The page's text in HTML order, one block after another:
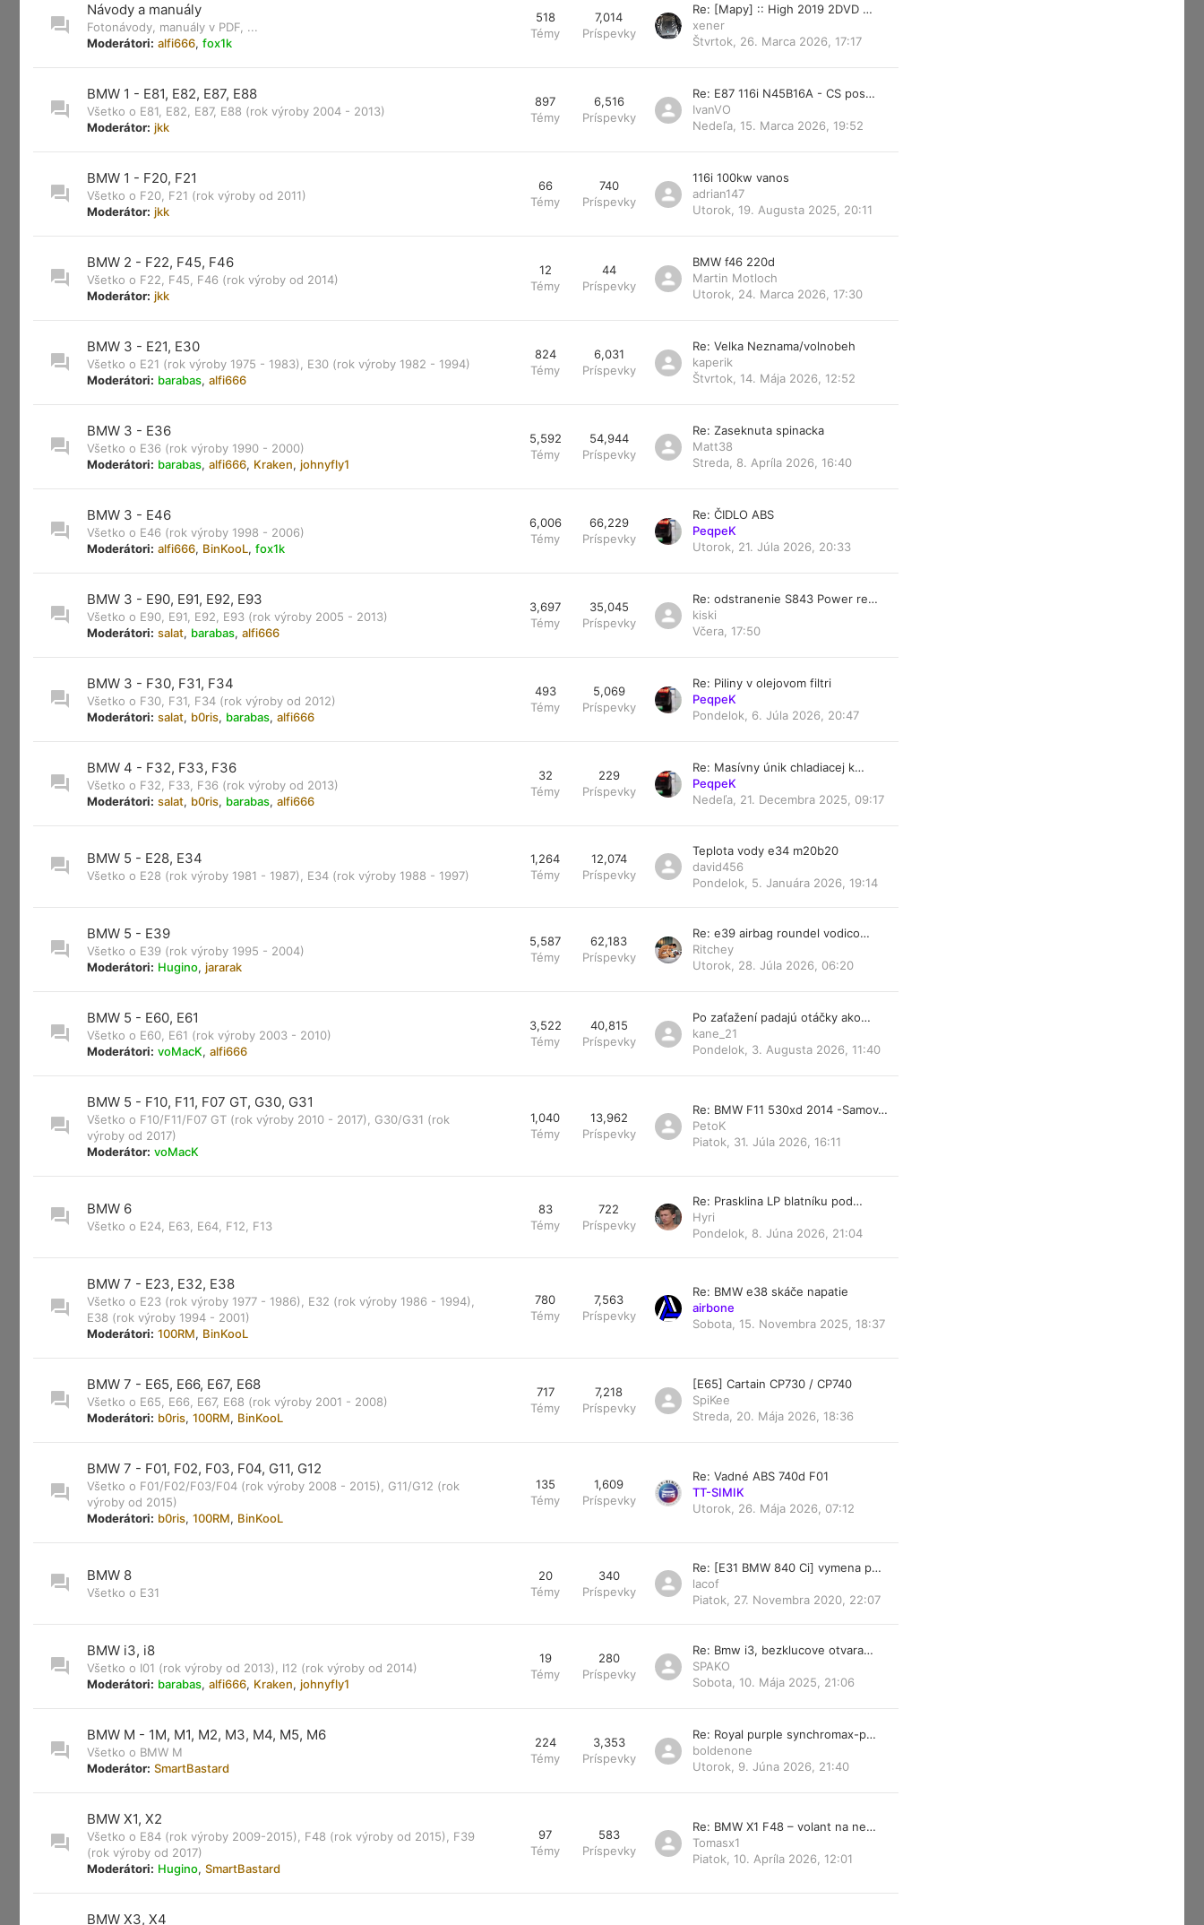
Návody a manuály
Fotonávody, manuály v PDF, ...
Moderátori: alfi666, fox1k
518
Témy
7,014
Príspevky
Re: [Mapy] :: High 2019 2DVD …
xener
Štvrtok, 26. Marca 2026, 17:17
BMW 1 - E81, E82, E87, E88
Všetko o E81, E82, E87, E88 (rok výroby 2004 - 2013)
Moderátor: jkk
897
Témy
6,516
Príspevky
Re: E87 116i N45B16A - CS pos…
IvanVO
Nedeľa, 15. Marca 2026, 19:52
BMW 1 - F20, F21
Všetko o F20, F21 (rok výroby od 2011)
Moderátor: jkk
66
Témy
740
Príspevky
116i 100kw vanos
adrian147
Utorok, 19. Augusta 2025, 20:11
BMW 2 - F22, F45, F46
Všetko o F22, F45, F46 (rok výroby od 2014)
Moderátor: jkk
12
Témy
44
Príspevky
BMW f46 220d
Martin Motloch
Utorok, 24. Marca 2026, 17:30
BMW 3 - E21, E30
Všetko o E21 (rok výroby 1975 - 1983), E30 (rok výroby 1982 - 1994)
Moderátori: barabas, alfi666
824
Témy
6,031
Príspevky
Re: Velka Neznama/volnobeh
kaperik
Štvrtok, 14. Mája 2026, 12:52
BMW 3 - E36
Všetko o E36 (rok výroby 1990 - 2000)
Moderátori: barabas, alfi666, Kraken, johnyfly1
5,592
Témy
54,944
Príspevky
Re: Zaseknuta spinacka
Matt38
Streda, 8. Apríla 2026, 16:40
BMW 3 - E46
Všetko o E46 (rok výroby 1998 - 2006)
Moderátori: alfi666, BinKooL, fox1k
6,006
Témy
66,229
Príspevky
Re: ČIDLO ABS
PeqpeK
Utorok, 21. Júla 2026, 20:33
BMW 3 - E90, E91, E92, E93
Všetko o E90, E91, E92, E93 (rok výroby 2005 - 2013)
Moderátori: salat, barabas, alfi666
3,697
Témy
35,045
Príspevky
Re: odstranenie S843 Power re…
kiski
Včera, 17:50
BMW 3 - F30, F31, F34
Všetko o F30, F31, F34 (rok výroby od 2012)
Moderátori: salat, b0ris, barabas, alfi666
493
Témy
5,069
Príspevky
Re: Piliny v olejovom filtri
PeqpeK
Pondelok, 6. Júla 2026, 20:47
BMW 4 - F32, F33, F36
Všetko o F32, F33, F36 (rok výroby od 2013)
Moderátori: salat, b0ris, barabas, alfi666
32
Témy
229
Príspevky
Re: Masívny únik chladiacej k…
PeqpeK
Nedeľa, 21. Decembra 2025, 09:17
BMW 5 - E28, E34
Všetko o E28 (rok výroby 1981 - 1987), E34 (rok výroby 1988 - 1997)
1,264
Témy
12,074
Príspevky
Teplota vody e34 m20b20
david456
Pondelok, 5. Januára 2026, 19:14
BMW 5 - E39
Všetko o E39 (rok výroby 1995 - 2004)
Moderátori: Hugino, jararak
5,587
Témy
62,183
Príspevky
Re: e39 airbag roundel vodico…
Ritchey
Utorok, 28. Júla 2026, 06:20
BMW 5 - E60, E61
Všetko o E60, E61 (rok výroby 2003 - 2010)
Moderátori: voMacK, alfi666
3,522
Témy
40,815
Príspevky
Po zaťažení padajú otáčky ako…
kane_21
Pondelok, 3. Augusta 2026, 11:40
BMW 5 - F10, F11, F07 GT, G30, G31
Všetko o F10/F11/F07 GT (rok výroby 2010 - 2017), G30/G31 (rok
výroby od 2017)
Moderátor: voMacK
1,040
Témy
13,962
Príspevky
Re: BMW F11 530xd 2014 -Samov…
PetoK
Piatok, 31. Júla 2026, 16:11
BMW 6
Všetko o E24, E63, E64, F12, F13
83
Témy
722
Príspevky
Re: Prasklina LP blatníku pod…
Hyri
Pondelok, 8. Júna 2026, 21:04
BMW 7 - E23, E32, E38
Všetko o E23 (rok výroby 1977 - 1986), E32 (rok výroby 1986 - 1994),
E38 (rok výroby 1994 - 2001)
Moderátori: 100RM, BinKooL
780
Témy
7,563
Príspevky
Re: BMW e38 skáče napatie
airbone
Sobota, 15. Novembra 2025, 18:37
BMW 7 - E65, E66, E67, E68
Všetko o E65, E66, E67, E68 (rok výroby 2001 - 2008)
Moderátori: b0ris, 100RM, BinKooL
717
Témy
7,218
Príspevky
[E65] Cartain CP730 / CP740
SpiKee
Streda, 20. Mája 2026, 18:36
BMW 7 - F01, F02, F03, F04, G11, G12
Všetko o F01/F02/F03/F04 (rok výroby 2008 - 2015), G11/G12 (rok
výroby od 2015)
Moderátori: b0ris, 100RM, BinKooL
135
Témy
1,609
Príspevky
Re: Vadné ABS 740d F01
TT-SIMIK
Utorok, 26. Mája 2026, 07:12
BMW 8
Všetko o E31
20
Témy
340
Príspevky
Re: [E31 BMW 840 Ci] vymena p…
lacof
Piatok, 27. Novembra 2020, 22:07
BMW i3, i8
Všetko o I01 (rok výroby od 2013), I12 (rok výroby od 2014)
Moderátori: barabas, alfi666, Kraken, johnyfly1
19
Témy
280
Príspevky
Re: Bmw i3, bezklucove otvara…
SPAKO
Sobota, 10. Mája 2025, 21:06
BMW M - 1M, M1, M2, M3, M4, M5, M6
Všetko o BMW M
Moderátor: SmartBastard
224
Témy
3,353
Príspevky
Re: Royal purple synchromax-p…
boldenone
Utorok, 9. Júna 2026, 21:40
BMW X1, X2
Všetko o E84 (rok výroby 2009-2015), F48 (rok výroby od 2015), F39
(rok výroby od 2017)
Moderátori: Hugino, SmartBastard
97
Témy
583
Príspevky
Re: BMW X1 F48 – volant na ne…
Tomasx1
Piatok, 10. Apríla 2026, 12:01
BMW X3, X4